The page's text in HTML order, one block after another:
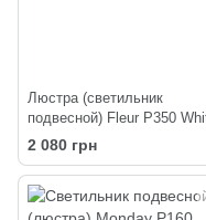
Люстра (светильник
подвесной) Fleur P350
2 080 грн